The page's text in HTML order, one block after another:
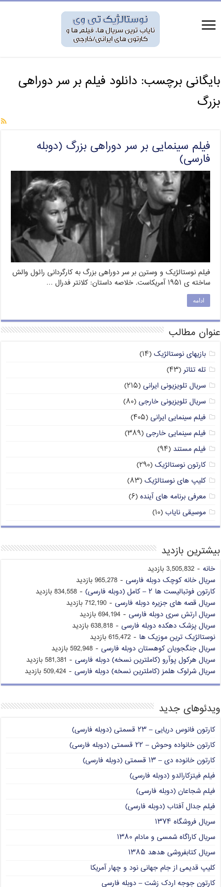
بایگانی برچسب: دانلود فیلم بر سر دوراهی
بزرگ
فیلم سینمایی بر سر دوراهی بزرگ (دوبله
فارسی)
فیلم نوستالژیک و وسترن بر سر دوراهی بزرگ به کارگردانی رائول والش
ساخته ی ۱۹۵۱ آمریکاست. خلاصه داستان: کلانتر فدرال …
ادامه
عنوان مطالب
بازیهای نوستالژیک (۱۴)
تله تئاتر(۴۳)
سریال تلویزیونی ایرانی (۲۱۵)
سریال تلویزیونی خارجی (۸۰)
فیلم سینمایی ایرانی (۴۰۵)
فیلم سینمایی خارجی (۳۸۹)
فیلم مستند (۹۴)
کارتون نوستالژیک (۲۹۰)
کلیپ های نوستالژیک (۸۳)
معرفی برنامه های آینده (۶)
موسیقی نایاب (۱۰)
بیشترین بازدید
خانه - 3,505,832 بازدید
سریال خانه کوچک دوبله فارسی - 965,278 بازدید
کارتون فوتبالیست ها ۲ – کامل (دوبله فارسی)
- 834,558 بازدید
سریال قصه های جزیره دوبله فارسی - 712,190 بازدید
سریال ارتش سری دوبله فارسی - 694,194 بازدید
سریال پزشک دهکده دوبله فارسی - 638,818 بازدید
نوستالژیک ترین موزیک ها - 615,472 بازدید
سریال جنگجویان کوهستان دوبله فارسی - 592,948 بازدید
سریال هرکول پوآرو (کاملترین نسخه) دوبله فارسی - 581,381 بازدید
سریال شرلوک هلمز (کاملترین نسخه) دوبله فارسی - 509,424 بازدید
ویدئوهای جدید
کارتون فانوس دریایی – ۲۳ قسمتی (دوبله فارسی)
کارتون خانواده وحوش – ۲۲ قسمتی (دوبله فارسی)
کارتون خانوده دی – ۱۳ قسمتی (دوبله فارسی)
فیلم فیتزکارالدو (دوبله فارسی)
فیلم شجاعان (دوبله فارسی)
فیلم جدال آفتاب (دوبله فارسی)
سریال فروشگاه ۱۳۷۴
سریال کاراگاه شمسی و مادام ۱۳۸۰
سریال کتابفروشی هدهد ۱۳۸۵
کلیپ قدیمی از جام جهانی نود و چهار آمریکا
کارتون جوجه اردک زشت – دوبله فارسی